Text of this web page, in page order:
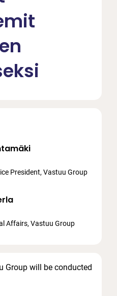
Group will be conducted
President, Vastuu Group
Affairs, Vastuu Group